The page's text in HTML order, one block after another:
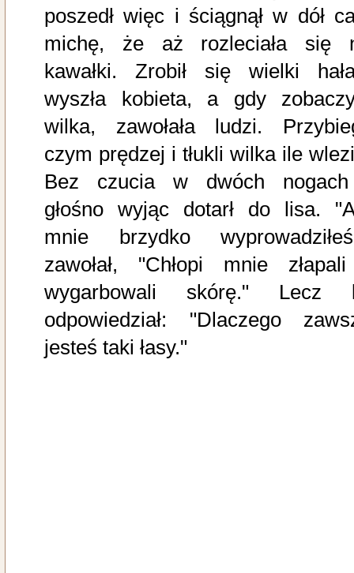
poszedł więc i ściągnął w dół
michę, że aż rozleciała się
kawałki. Zrobił się wielki
wyszła kobieta, a gdy
wilka, zawołała ludzi.
czym prędzej i tłukli wilka ile
Bez czucia w dwóch
głośno wyjąc dotarł do lisa.
mnie brzydko
zawołał, "Chłopi mnie
wygarbowali skórę." Lecz
odpowiedział: "Dlaczego
jesteś taki łasy."